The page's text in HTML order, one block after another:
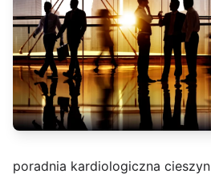
poradnia kardiologiczna cieszyn